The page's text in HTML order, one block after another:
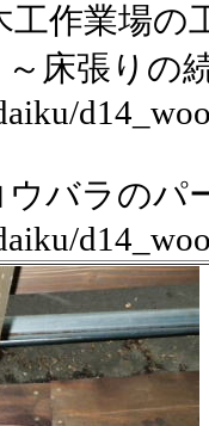
作業場の
床張りの
バラのパ